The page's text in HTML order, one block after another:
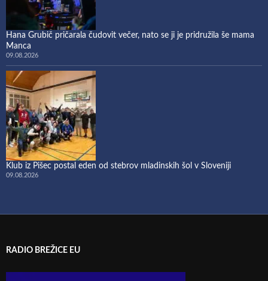
Hana Grubič pričarala čudovit večer, nato se ji je pridružila še mama
Manca
09.08.2026
Klub iz Pišec postal eden od stebrov mladinskih šol v Sloveniji
09.08.2026
RADIO BREŽICE EU